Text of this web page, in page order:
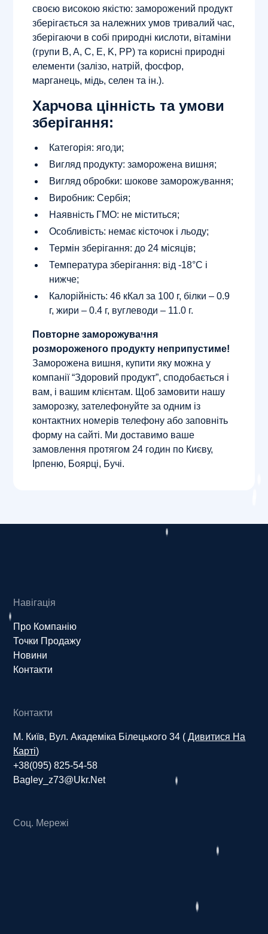
своєю високою якістю: заморожений продукт
зберігається за належних умов тривалий час,
зберігаючи в собі природні кислоти, вітаміни
(групи B, A, C, E, K, PP) та корисні природні
елементи (залізо, натрій, фосфор,
марганець, мідь, селен та ін.).
Харчова цінність та умови
зберігання:
Категорія: ягоди;
Вигляд продукту: заморожена вишня;
Вигляд обробки: шокове заморожування;
Виробник: Сербія;
Наявність ГМО: не міститься;
Особливість: немає кісточок і льоду;
Термін зберігання: до 24 місяців;
Температура зберігання: від -18°С і
нижче;
Калорійність: 46 кКал за 100 г, білки – 0.9
г, жири – 0.4 г, вуглеводи – 11.0 г.
Повторне заморожування
розмороженого продукту неприпустиме!
Заморожена вишня, купити яку можна у
компанії “Здоровий продукт”, сподобається і
вам, і вашим клієнтам. Щоб замовити нашу
заморозку, зателефонуйте за одним із
контактних номерів телефону або заповніть
форму на сайті. Ми доставимо ваше
замовлення протягом 24 годин по Києву,
Ірпеню, Боярці, Бучі.
Навігація
Про Компанію
Точки Продажу
Новини
Контакти
Контакти
М. Київ, Вул. Академіка Білецького 34 (Дивитися На
Карті)
+38(095) 825-54-58
Bagley_z73@ukr.net
Соц. Мережі